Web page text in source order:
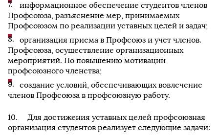
информационное обеспечение студентов членов
Профсоюза, разъяснение мер, принимаемых
Профсоюзом по реализации уставных целей и задач;
организация приема в Профсоюз и учет членов.
Профсоюза, осуществление организационных
мероприятий. По повышению мотивации
профсоюзного членства;
создание условий, обеспечивающих вовлечение
членов Профсоюза в профсоюзную работу.
Для достижения уставных целей профсоюзная
организация студентов реализует следующие задачи: